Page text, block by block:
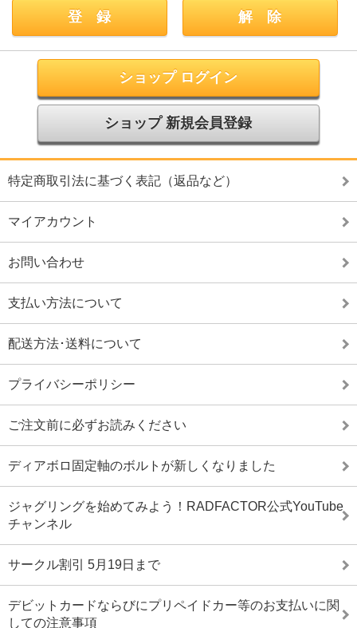
ショップ ログイン
ショップ 新規会員登録
特定商取引法に基づく表記（返品など）
マイアカウント
お問い合わせ
支払い方法について
配送方法･送料について
プライバシーポリシー
ご注文前に必ずお読みください
ディアボロ固定軸のボルトが新しくなりました
ジャグリングを始めてみよう！RADFACTOR公式YouTube
チャンネル
サークル割引 5月19日まで
デビットカードならびにプリペイドカー等のお支払いに関
しての注意事項